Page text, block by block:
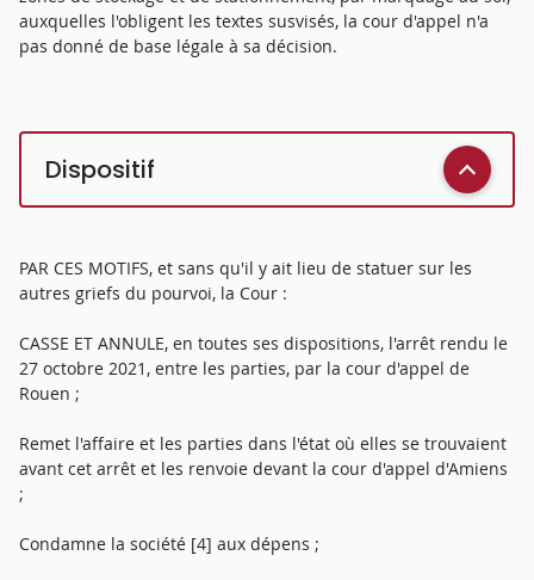
auxquelles l'obligent les textes susvisés, la cour d'appel n'a
pas donné de base légale à sa décision.
Dispositif
PAR CES MOTIFS, et sans qu'il y ait lieu de statuer sur les
autres griefs du pourvoi, la Cour :
CASSE ET ANNULE, en toutes ses dispositions, l'arrêt rendu le
27 octobre 2021, entre les parties, par la cour d'appel de
Rouen ;
Remet l'affaire et les parties dans l'état où elles se trouvaient
avant cet arrêt et les renvoie devant la cour d'appel d'Amiens
;
Condamne la société [4] aux dépens ;